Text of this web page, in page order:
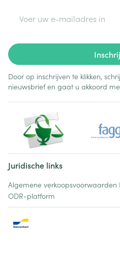
Door op inschrijven te klikken,
nieuwsbrief en gaat u akkoord
Juridische links
Algemene verkoopsvoorwaarden
ODR-platform